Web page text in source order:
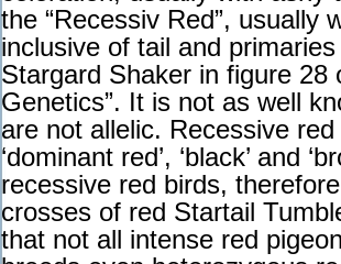
the “Recessiv Red”, usually
inclusive of tail and
Stargard Shaker in figure 28
Genetics”. It is not as well
are not allelic. Recessive
‘dominant red’, ‘black’ and
recessive red birds,
crosses of red Startail
that not all intense red